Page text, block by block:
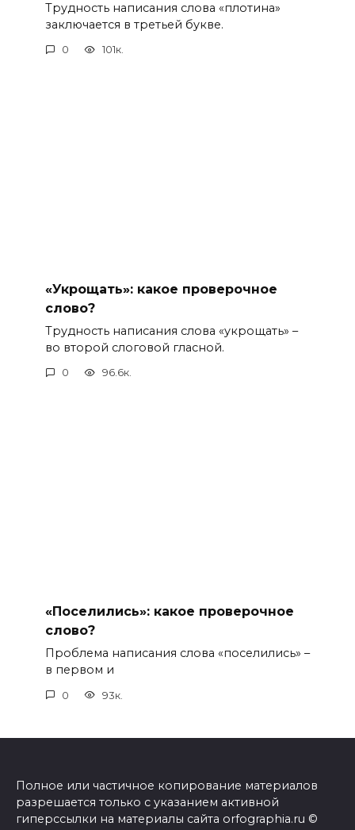
Трудность написания слова «плотина»
заключается в третьей букве.
0 101к.
«Укрощать»: какое проверочное
слово?
Трудность написания слова «укрощать» –
во второй слоговой гласной.
0 96.6к.
«Поселились»: какое проверочное
слово?
Проблема написания слова «поселились» –
в первом и
0 93к.
Полное или частичное копирование материалов
разрешается только с указанием активной
гиперссылки на материалы сайта orfographia.ru ©